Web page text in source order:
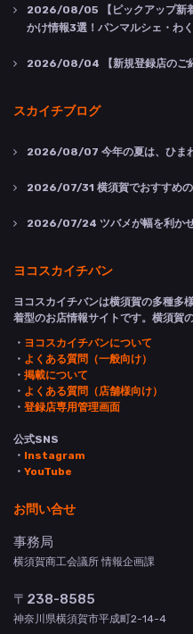
2026/08/05 【ピックアップ
かけ情報3選！パンマルシェ・わ
2026/08/04 【新規登録店のご
スカイチブログ
2026/08/07 今年の夏は、ひま
2026/07/31 横須賀でおすすめ
2026/07/24 ツバメが幅を利か
ヨコスカイチバン
ヨコスカイチバンは横須賀の多種
着型のお店情報サイトです。横須賀
・ ヨコスカイチバンについて
・ よくある質問（一般向け）
・ 掲載について
・ よくある質問（店舗様向け）
・ 登録店専用管理画面
公式SNS
・ Instagram
・ YouTube
お問い合せ
事務局
横須賀商工会議所 情報企画課
〒238-8585
神奈川県横須賀市平成町2-14-4